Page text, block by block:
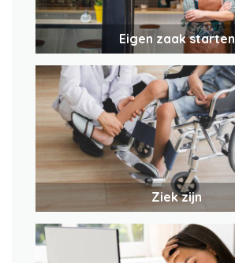
Eigen zaak starten
Ziek zijn